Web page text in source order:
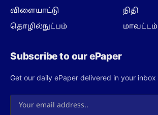
விளையாட்டு
தொழில்நுட்பம்
நிதி
மாவட்டம்
Subscribe to our ePaper
Get our daily ePaper delivered in your inbox